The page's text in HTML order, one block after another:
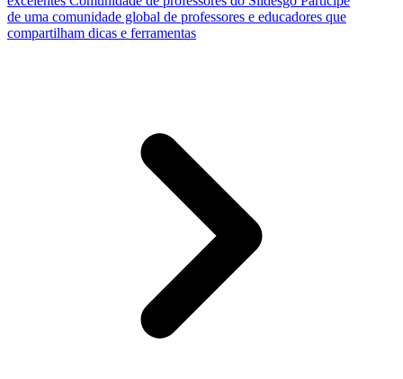
de uma comunidade global de professores e educadores que
compartilham dicas e ferramentas